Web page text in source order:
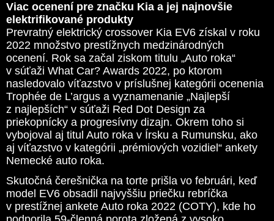
Viac ocenení pre značku Kia a jej najnovšie
elektrifikované produkty
Prevratný elektrický crossover Kia EV6 získal v roku
2022 množstvo prestížnych medzinárodných
ocenení. Rok sa začal ziskom titulu „Auto roka“
v súťaži What Car? Awards 2022, po ktorom
nasledovalo víťazstvo v príslušnej kategórii ocenenia
Trophée de L’argus a vyznamenanie „Najlepší
z najlepších“ v súťaži Red Dot Design za
priekopnícky a progresívny dizajn. Okrem toho si
vybojoval aj titul Auto roka v Írsku a Rumunsku, ako
aj víťazstvo v kategórii „prémiových vozidiel“ ankety
Nemecké auto roka.
Skutočná čerešnička na torte prišla vo februári, keď
model EV6 obsadil najvyššiu priečku rebríčka
v prestížnej ankete Auto roka 2022 (COTY), kde ho